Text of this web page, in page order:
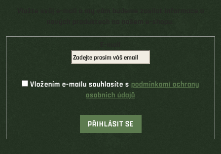
Vložením e-mailu souhlasíte s podmínkami ochrany
osobních údajů
PŘIHLÁSIT SE